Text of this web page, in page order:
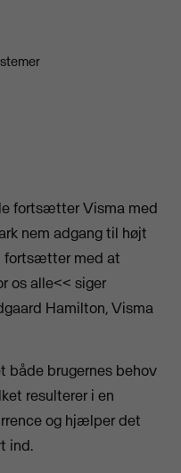
fortsætter Visma med
nem adgang til højt
fortsætter med at
os alle<< siger
Hamilton, Visma
både brugernes behov
resulterer i en
og hjælper det
ind.